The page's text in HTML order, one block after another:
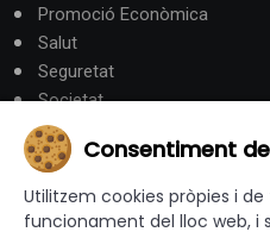
Promoció Econòmica
Salut
Seguretat
Societat
Turisme
Altres Canals
Consentiment
Utilitzem cookies pròpies i
funcionament del lloc web, i